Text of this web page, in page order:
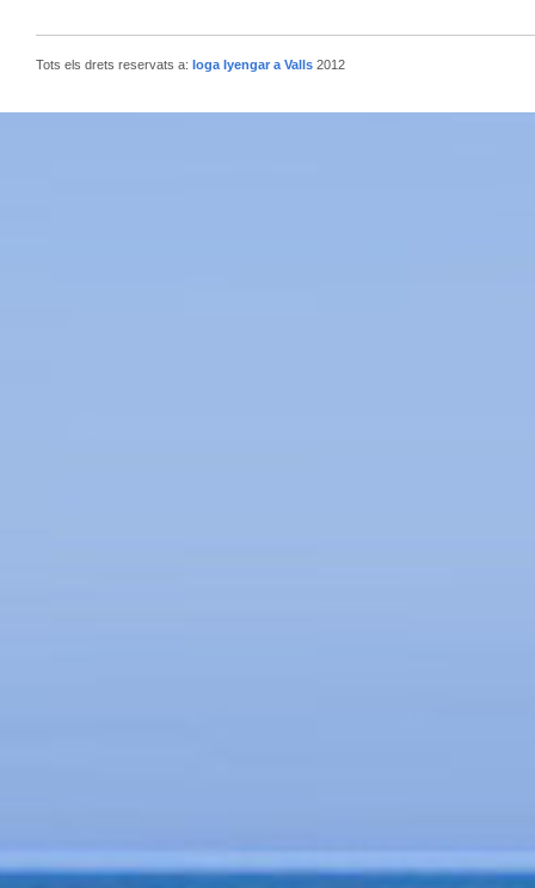
Tots els drets reservats a: Ioga Iyengar a Valls 2012